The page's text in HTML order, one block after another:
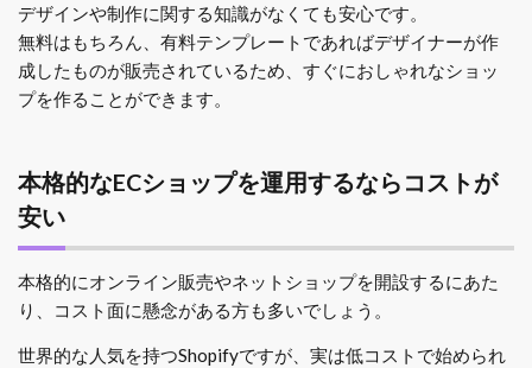
デザインや制作に関する知識がなくても安心です。
無料はもちろん、有料テンプレートであればデザイナーが作
成したものが販売されているため、すぐにおしゃれなショッ
プを作ることができます。
本格的なECショップを運用するならコストが
安い
本格的にオンライン販売やネットショップを開設するにあた
り、コスト面に懸念がある方も多いでしょう。
世界的な人気を持つShopifyですが、実は低コストで始められ